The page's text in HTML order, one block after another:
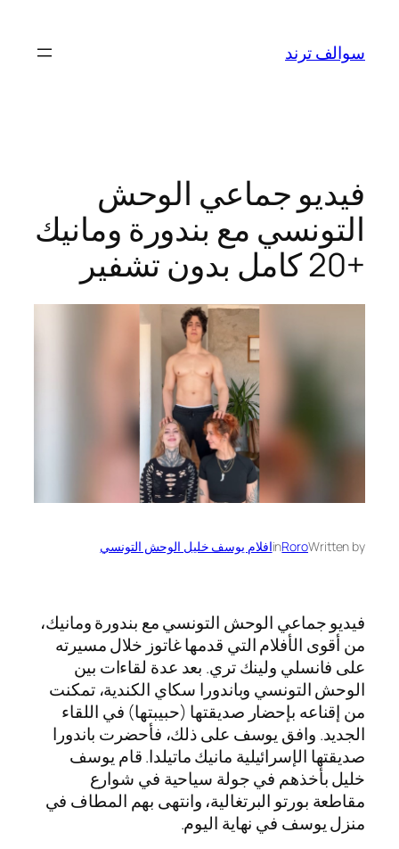
المحتوى
سوالف ترند
فيديو جماعي الوحش
التونسي مع بندورة ومانيك
+20 كامل بدون تشفير
Written by
Roro
inافلام يوسف خليل الوحش التونسي
فيديو جماعي الوحش التونسي مع بندورة ومانيك،
من أقوى الأفلام التي قدمها غاتوز خلال مسيرته
على فانسلي ولينك تري. بعد عدة لقاءات بين
الوحش التونسي وباندورا سكاي الكندية، تمكنت
من إقناعه بإحضار صديقتها (حبيبتها) في اللقاء
الجديد. وافق يوسف على ذلك، فأحضرت باندورا
صديقتها الإسرائيلية مانيك ماتيلدا. قام يوسف
خليل بأخذهم في جولة سياحية في شوارع
مقاطعة بورتو البرتغالية، وانتهى بهم المطاف في
منزل يوسف في نهاية اليوم.